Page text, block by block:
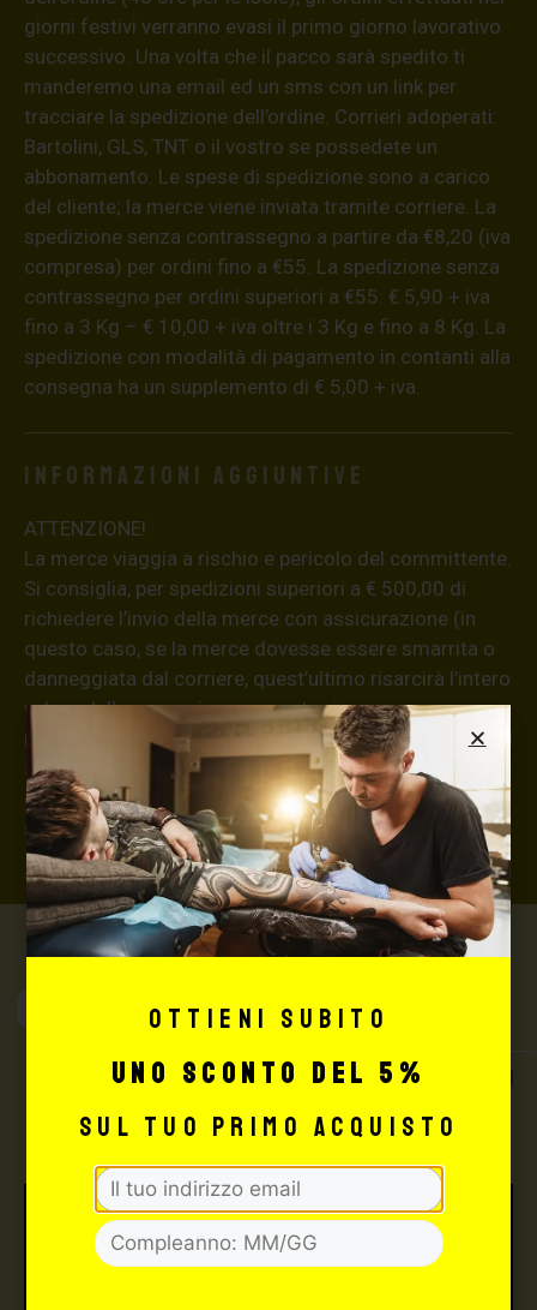
giorni festivi verranno evasi il primo giorno lavorativo
successivo. Una volta che il pacco sarà spedito ti
manderemo una email ed un sms con un link per
tracciare la spedizione dell’ordine. Corrieri adoperati:
Bartolini, GLS, TNT o il vostro se possedete un
abbonamento. Le spese di spedizione sono a carico
del cliente; la merce viene inviata tramite corriere. La
spedizione senza contrassegno a partire da €8,20 (iva
compresa) per ordini fino a €55. La spedizione senza
contrassegno per ordini superiori a €55: € 5,90 + iva
fino a 3 Kg – € 10,00 + iva oltre i 3 Kg e fino a 8 Kg. La
spedizione con modalità di pagamento in contanti alla
consegna ha un supplemento di € 5,00 + iva.
Informazioni aggiuntive
ATTENZIONE!
La merce viaggia a rischio e pericolo del committente.
Si consiglia, per spedizioni superiori a € 500,00 di
richiedere l’invio della merce con assicurazione (in
questo caso, se la merce dovesse essere smarrita o
danneggiata dal corriere, quest’ultimo risarcirà l’intero
valore della merce, in caso contrario nessuno
rimborserà il destinatario) con un costo aggiuntivo del
3,5% sul valore totale del carrello, da richiedere prima
di concludere il pagamento al seguente indirizzo:
shop@maxsignorello.it.
Tattoo Supply
TUTTO PER IL TUO
TATTOO STUDIO
Ottieni subito
uno sconto del 5%
sul tuo primo acquisto